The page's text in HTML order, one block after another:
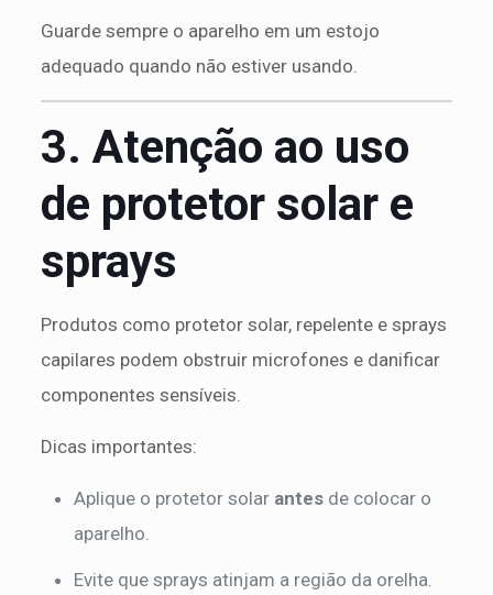
Guarde sempre o aparelho em um estojo
adequado quando não estiver usando.
3. Atenção ao uso
de protetor solar e
sprays
Produtos como protetor solar, repelente e sprays
capilares podem obstruir microfones e danificar
componentes sensíveis.
Dicas importantes:
Aplique o protetor solar antesde colocar o
aparelho.
Evite que sprays atinjam a região da orelha.